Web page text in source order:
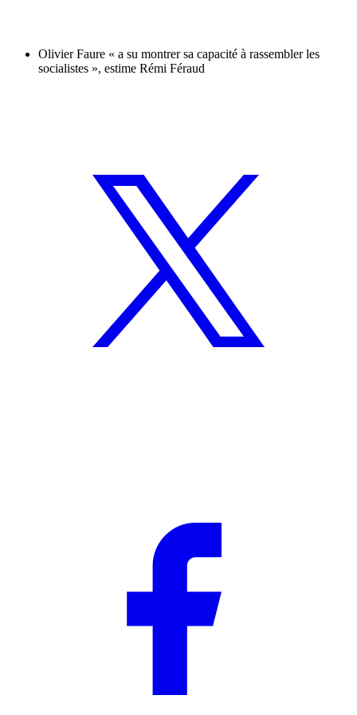
Olivier Faure « a su montrer sa capacité à rassembler les
socialistes », estime Rémi Féraud